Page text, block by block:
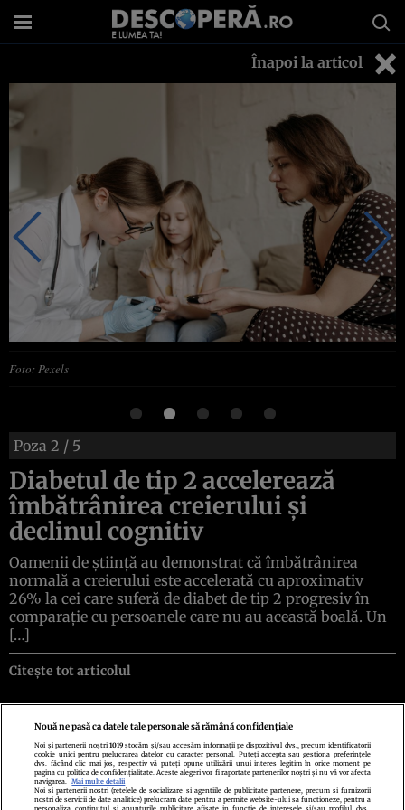
Înapoi la articol
Foto: Pexels
Poza 2 / 5
Diabetul de tip 2 accelerează
îmbătrânirea creierului și
declinul cognitiv
Oamenii de știință au demonstrat că îmbătrânirea
normală a creierului este accelerată cu aproximativ
26% la cei care suferă de diabet de tip 2 progresiv în
comparație cu persoanele care nu au această boală. Un
[…]
Citește tot articolul
Politica de confidenţialitate Politica de cookiesTermeni şi condiţii
Echipa redacționalăContactSetări Cookies
Nouă ne pasă ca datele tale personale să rămână confidențiale
Noi și partenerii noștri1019 stocăm și/sau accesăm informații pe dispozitivul dvs., precum identificatorii
cookie unici pentru prelucrarea datelor cu caracter personal. Puteți accepta sau gestiona preferințele
dvs. făcând clic mai jos, respectiv vă puteți opune utilizării unui interes legitim în orice moment pe
pagina cu politica de confidențialitate. Aceste alegeri vor fi raportate partenerilor noștri și nu vă vor afecta
navigarea.
Mai multe detalii
Noi si partenerii nostri (retelele de socializare si agentiile de publicitate partenere, precum si furnizorii
nostri de servicii de date analitice) prelucram date pentru a permite website-ului sa functioneze, pentru a
personaliza continutul si anunturile publicitare afisate in functie de interesele si/sau profilul dvs.,